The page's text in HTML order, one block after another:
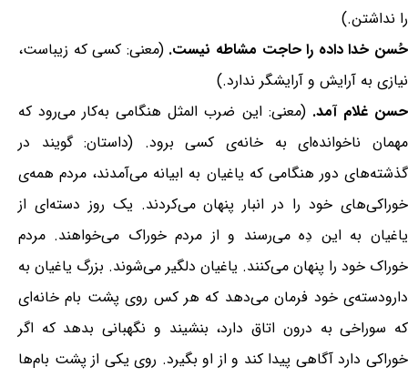
را نداشتن.)
حُسن خدا داده را حاجت مشاطه نیست. (معنی: کسی که زیباست،
نیازی به آرایش و آرایشگر ندارد.)
حسن غلام آمد. (معنی: این ضرب المثل هنگامی به‌کار می‌رود که
مهمان ناخوانده‌ای به خانه‌ی کسی برود. (داستان: گویند در
گذشته‌های دور هنگامی که یاغیان به ابیانه می‌آمدند، مردم همه‌ی
خوراکی‌های خود را در انبار پنهان می‌کردند. یک روز دسته‌ای از
یاغیان به این دِه می‌رسند و از مردم خوراک می‌خواهند. مردم
خوراک خود را پنهان می‌کنند. یاغیان دلگیر می‌شوند. بزرگ یاغیان به
دارودسته‌ی خود فرمان می‌دهد که هر کس روی پشت بام خانه‌ای
که سوراخی به درون اتاق دارد، بنشیند و نگهبانی بدهد که اگر
خوراکی دارد آگاهی پیدا کند و از او بگیرد. روی یکی از پشت بام‌ها